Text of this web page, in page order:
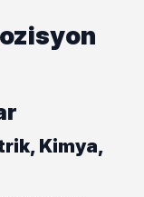
Kimya,